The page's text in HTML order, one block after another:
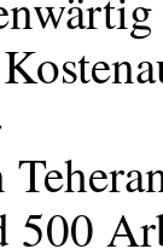
500